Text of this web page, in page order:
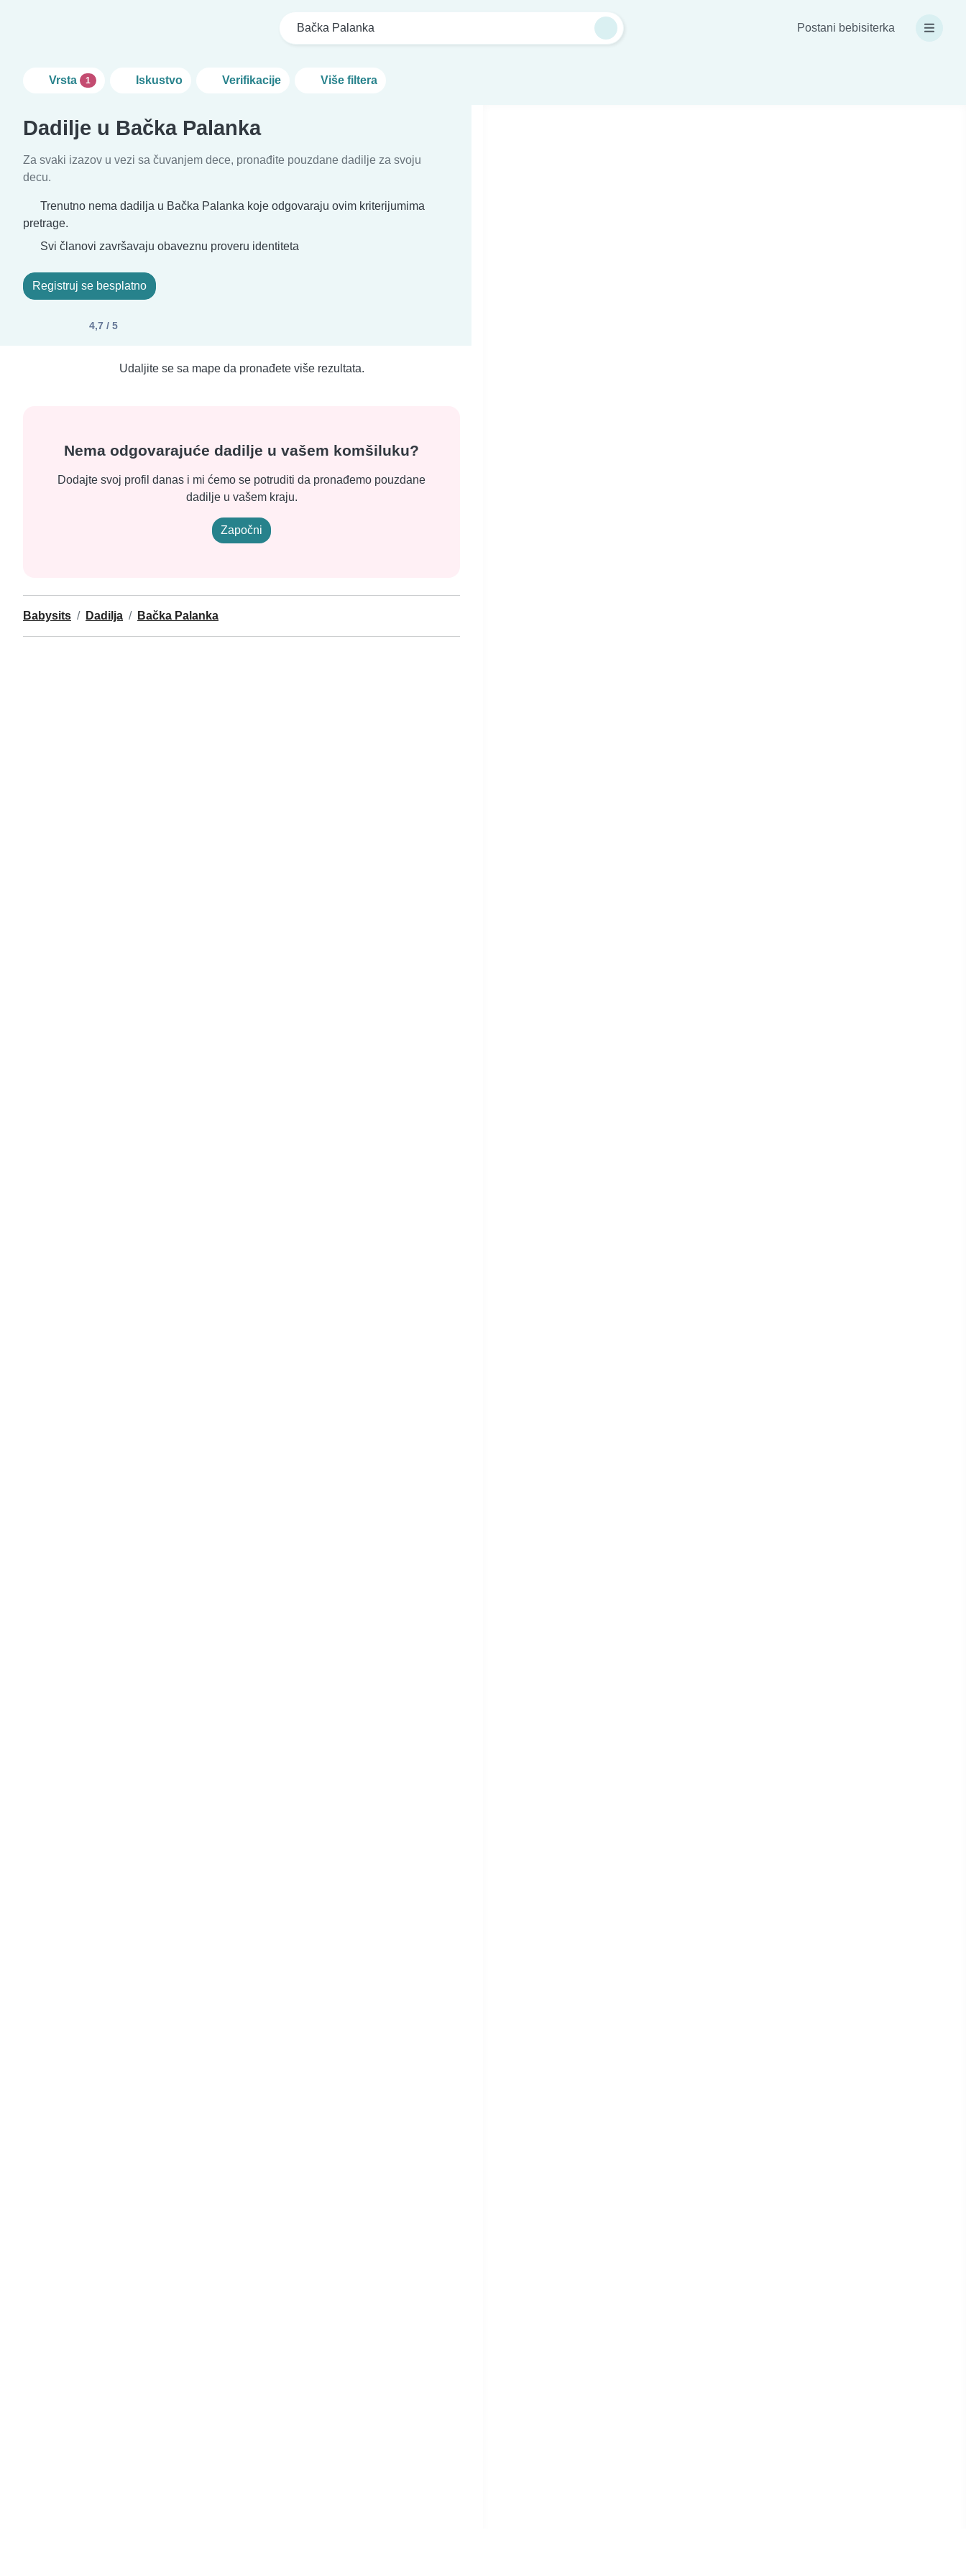
Bačka Palanka Postani bebisiterka
Vrsta 1 Iskustvo Verifikacije Više filtera
Dadilje u Bačka Palanka
Za svaki izazov u vezi sa čuvanjem dece, pronađite pouzdane dadilje za svoju
decu.
Trenutno nema dadilja u Bačka Palanka koje odgovaraju ovim kriterijumima
pretrage.
Svi članovi završavaju obaveznu proveru identiteta
Registruj se besplatno
4,7 / 5
Udaljite se sa mape da pronađete više rezultata.
Nema odgovarajuće dadilje u vašem komšiluku?
Dodajte svoj profil danas i mi ćemo se potruditi da pronađemo pouzdane
dadilje u vašem kraju.
Započni
Babysits Dadilja Bačka Palanka